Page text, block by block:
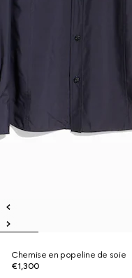
Chemise en popeline de soie
€1,300